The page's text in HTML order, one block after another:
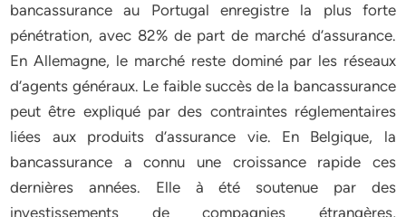
bancassurance au Portugal enregistre la plus forte
pénétration, avec 82% de part de marché d’assurance.
En Allemagne, le marché reste dominé par les réseaux
d’agents généraux. Le faible succès de la bancassurance
peut être expliqué par des contraintes réglementaires
liées aux produits d’assurance vie. En Belgique, la
bancassurance a connu une croissance rapide ces
dernières années. Elle à été soutenue par des
investissements de compagnies étrangères,